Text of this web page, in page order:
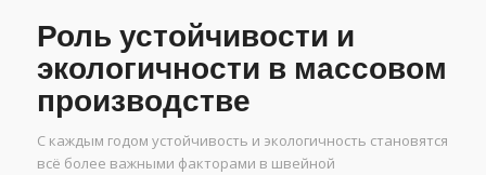
Роль устойчивости и
экологичности в массовом
производстве
С каждым годом устойчивость и экологичность становятся
всё более важными факторами в швейной